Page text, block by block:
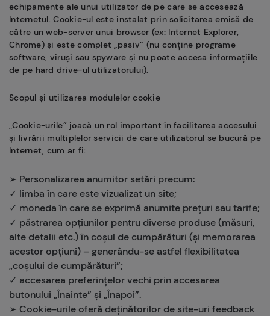
echipamente ale unui utilizator de pe care se accesează
Internetul. Cookie-ul este instalat prin solicitarea emisă de
către un web-server unui browser (ex: Internet Explorer,
Chrome) și este complet „pasiv” (nu conține programe
software, viruși sau spyware și nu poate accesa informațiile
de pe hard drive-ul utilizatorului).
Scopul și utilizarea modulelor cookie
„Cookie-urile” joacă un rol important în facilitarea accesului
și livrării multiplelor servicii de care utilizatorul se bucură pe
Internet, cum ar fi:
➢ Personalizarea anumitor setări precum:
✓ limba în care este vizualizat un site;
✓ moneda în care se exprimă anumite prețuri sau tarife;
✓ păstrarea opțiunilor pentru diverse produse (măsuri,
alte detalii etc.) în coșul de cumpărături (și memorarea
acestor opțiuni) – generându-se astfel flexibilitatea
„coșului de cumpărături”;
✓ accesarea preferințelor vechi prin accesarea
butonului „Înainte” și „Înapoi”.
➢ Cookie-urile oferă deținătorilor de site-uri feedback